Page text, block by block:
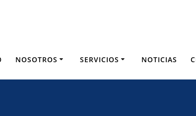
NOSOTROS SERVICIOS NOTICIAS